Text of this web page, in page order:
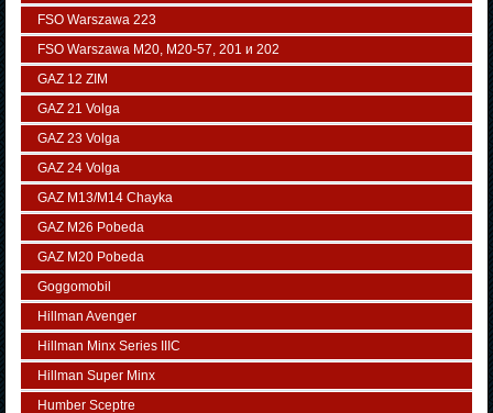
FSO Warszawa 223
FSO Warszawa М20, M20-57, 201 и 202
GAZ 12 ZIM
GAZ 21 Volga
GAZ 23 Volga
GAZ 24 Volga
GAZ M13/M14 Chayka
GAZ M26 Pobeda
GAZ М20 Pobeda
Goggomobil
Hillman Avenger
Hillman Minx Series IIIC
Hillman Super Minx
Humber Sceptre